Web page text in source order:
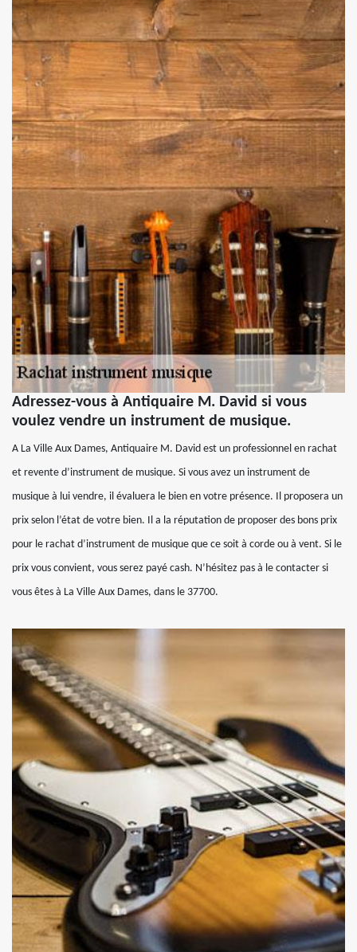
Adressez-vous à Antiquaire M. David si vous
voulez vendre un instrument de musique.
A La Ville Aux Dames, Antiquaire M. David est un professionnel en rachat
et revente d’instrument de musique. Si vous avez un instrument de
musique à lui vendre, il évaluera le bien en votre présence. Il proposera un
prix selon l’état de votre bien. Il a la réputation de proposer des bons prix
pour le rachat d’instrument de musique que ce soit à corde ou à vent. Si le
prix vous convient, vous serez payé cash. N’hésitez pas à le contacter si
vous êtes à La Ville Aux Dames, dans le 37700.